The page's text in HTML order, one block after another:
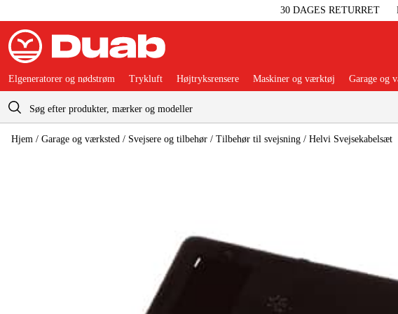
30 DAGES RETURRET
Indkøbskurv
Elgeneratorer og nødstrøm Trykluft Højtryksrensere Maskiner og værktøj Garage og
Hjem / Garage og værksted / Svejsere og tilbehør / Tilbehør til svejsning / Helvi Svejsekabelsæt